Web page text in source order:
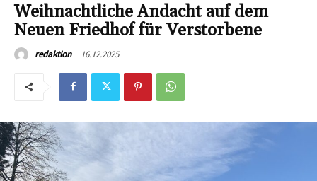
Weihnachtliche Andacht auf dem
Neuen Friedhof für Verstorbene
redaktion 16.12.2025